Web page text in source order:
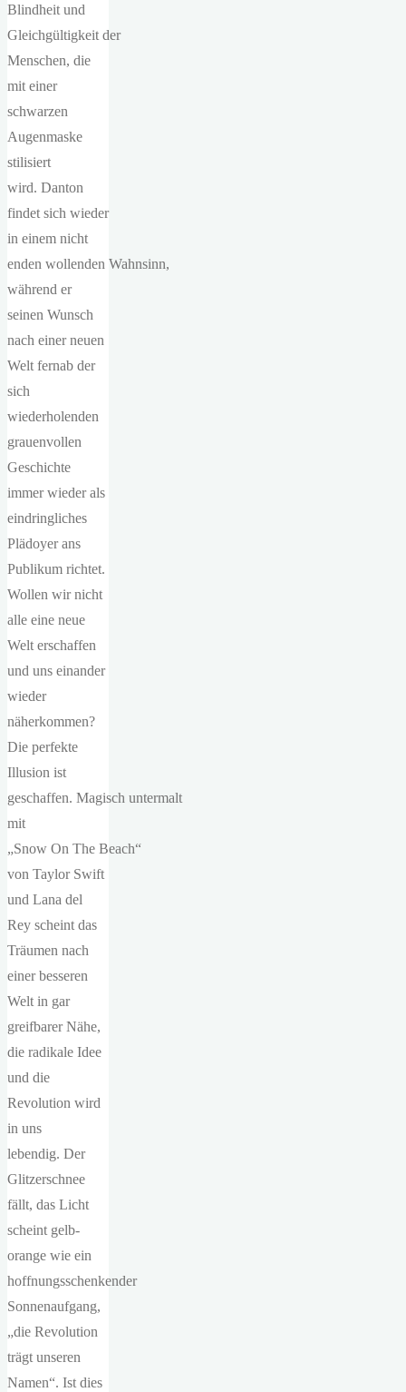
Blindheit und
Gleichgültigkeit der
Menschen, die
mit einer
schwarzen
Augenmaske
stilisiert
wird. Danton
findet sich wieder
in einem nicht
enden wollenden Wahnsinn,
während er
seinen Wunsch
nach einer neuen
Welt fernab der
sich
wiederholenden
grauenvollen
Geschichte
immer wieder als
eindringliches
Plädoyer ans
Publikum richtet.
Wollen wir nicht
alle eine neue
Welt erschaffen
und uns einander
wieder
näherkommen?
Die perfekte
Illusion ist
geschaffen. Magisch untermalt
mit
„Snow On The Beach“
von Taylor Swift
und Lana del
Rey scheint das
Träumen nach
einer besseren
Welt in gar
greifbarer Nähe,
die radikale Idee
und die
Revolution wird
in uns
lebendig. Der
Glitzerschnee
fällt, das Licht
scheint gelb-
orange wie ein
hoffnungsschenkender
Sonnenaufgang,
„die Revolution
trägt unseren
Namen“. Ist dies